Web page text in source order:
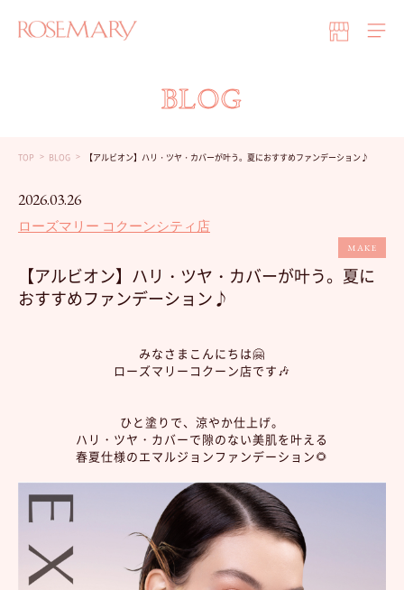
BLOG
TOP BLOG 【アルビオン】ハリ・ツヤ・カバーが叶う。夏におすすめファンデーション♪
2026.03.26
ローズマリー コクーンシティ店
MAKE
【アルビオン】ハリ・ツヤ・カバーが叶う。夏に
おすすめファンデーション♪
みなさまこんにちは🤗
ローズマリーコクーン店です🎶
ひと塗りで、涼やか仕上げ。
ハリ・ツヤ・カバーで隙のない美肌を叶える
春夏仕様のエマルジョンファンデーション🌻